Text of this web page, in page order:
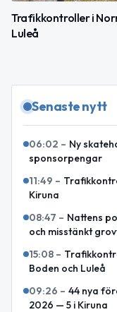
Trafikkontroller i
Luleå
Senaste nytt
06:02 – Ny
sponsorpengar
11:49 –
Kiruna
08:47 – Nattens
och misstänkt
15:08 –
Boden och Luleå
09:26 – 44 nya
2026 — 5 i Kiruna